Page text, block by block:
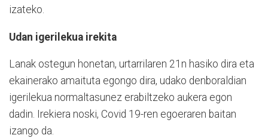
izateko.
Udan igerilekua irekita
Lanak ostegun honetan, urtarrilaren 21n hasiko dira eta
ekainerako amaituta egongo dira, udako denboraldian
igerilekua normaltasunez erabiltzeko aukera egon
dadin. Irekiera noski, Covid 19-ren egoeraren baitan
izango da.